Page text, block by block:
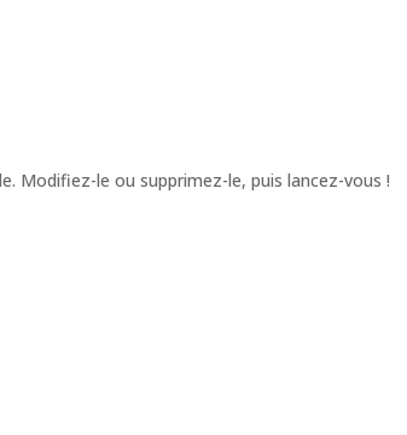
Modifiez-le ou supprimez-le, puis lancez-vous !